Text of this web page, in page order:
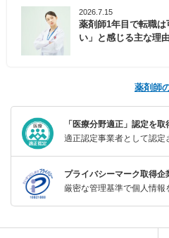
2026.7.15
薬剤師1年目で転職
い」と感じる主な理
薬剤師
「医療分野適正」認定を取
適正認定事業者として認定
プライバシーマーク取得企
厳密な管理基準で個人情報